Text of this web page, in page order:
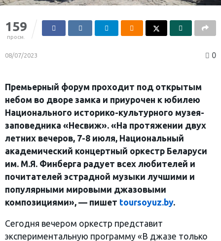
159
просм.
08/07/2023 0
Премьерный форум проходит под открытым
небом во дворе замка и приурочен к юбилею
Национального историко-культурного музея-
заповедника «Несвиж». «На протяжении двух
летних вечеров, 7-8 июля, Национальный
академический концертный оркестр Беларуси
им. М.Я. Финберга радует всех любителей и
почитателей эстрадной музыки лучшими и
популярными мировыми джазовыми
композициями», — пишет toursoyuz.by.
Сегодня вечером оркестр представит
экспериментальную программу «В джазе только